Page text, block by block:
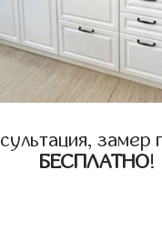
БЕСПЛАТНО!